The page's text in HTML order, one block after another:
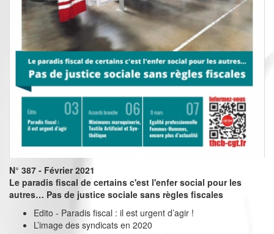
N° 387 - Février 2021
Le paradis fiscal de certains c'est l'enfer social pour les
autres… Pas de justice sociale sans règles fiscales
Edito - Paradis fiscal : il est urgent d’agir !
L’image des syndicats en 2020